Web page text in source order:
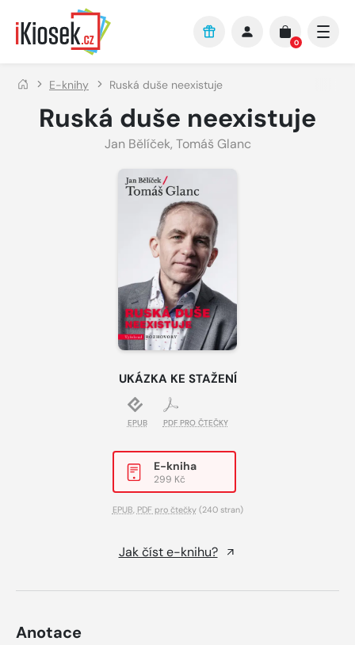
Přejít na hlavní obsah
0
E-knihy Ruská duše neexistuje
Ruská duše neexistuje
Jan Bělíček, Tomáš Glanc
UKÁZKA KE STAŽENÍ
EPUB PDF PRO ČTEČKY
E-kniha
299 Kč
EPUB, PDF pro čtečky(240 stran)
Jak číst e-knihu?
Anotace